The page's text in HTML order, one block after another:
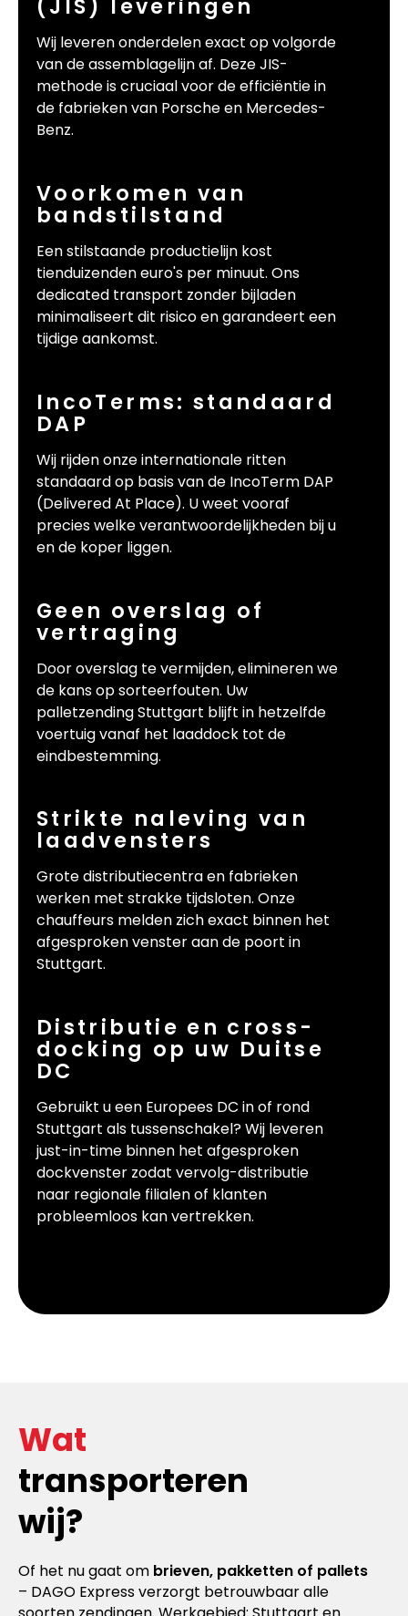
(JIS) leveringen
Wij leveren onderdelen exact op volgorde
van de assemblagelijn af. Deze JIS-
methode is cruciaal voor de efficiëntie in
de fabrieken van Porsche en Mercedes-
Benz.
Voorkomen van
bandstilstand
Een stilstaande productielijn kost
tienduizenden euro's per minuut. Ons
dedicated transport zonder bijladen
minimaliseert dit risico en garandeert een
tijdige aankomst.
IncoTerms: standaard
DAP
Wij rijden onze internationale ritten
standaard op basis van de IncoTerm DAP
(Delivered At Place). U weet vooraf
precies welke verantwoordelijkheden bij u
en de koper liggen.
Geen overslag of
vertraging
Door overslag te vermijden, elimineren we
de kans op sorteerfouten. Uw
palletzending Stuttgart blijft in hetzelfde
voertuig vanaf het laaddock tot de
eindbestemming.
Strikte naleving van
laadvensters
Grote distributiecentra en fabrieken
werken met strakke tijdsloten. Onze
chauffeurs melden zich exact binnen het
afgesproken venster aan de poort in
Stuttgart.
Distributie en cross-
docking op uw Duitse
DC
Gebruikt u een Europees DC in of rond
Stuttgart als tussenschakel? Wij leveren
just-in-time binnen het afgesproken
dockvenster zodat vervolg-distributie
naar regionale filialen of klanten
probleemloos kan vertrekken.
Wat
transporteren
wij?
Of het nu gaat om brieven, pakketten of pallets
– DAGO Express verzorgt betrouwbaar alle